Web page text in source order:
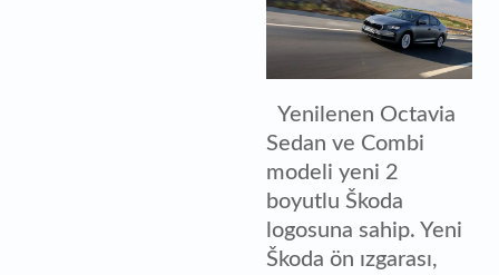
Yenilenen Octavia
Sedan ve Combi
modeli yeni 2
boyutlu Škoda
logosuna sahip. Yeni
Škoda ön ızgarası,